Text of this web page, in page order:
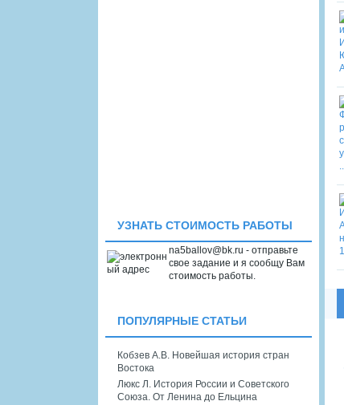
УЗНАТЬ СТОИМОСТЬ РАБОТЫ
na5ballov@bk.ru - отправьте
свое задание и я сообщу Вам
стоимость работы.
ПОПУЛЯРНЫЕ СТАТЬИ
Кобзев А.В. Новейшая история стран
Востока
Люкс Л. История России и Советского
Союза. От Ленина до Ельцина